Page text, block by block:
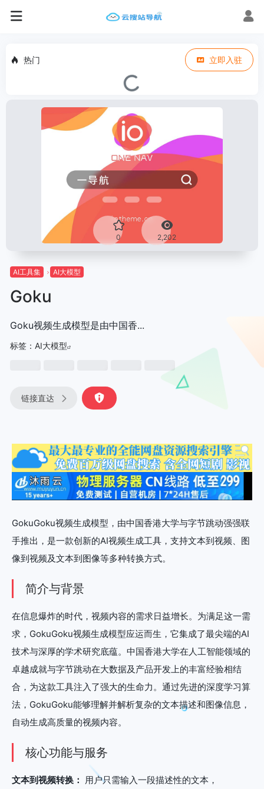
热门 立即入驻
0 2,202
AI工具集 AI大模型
Goku
Goku视频生成模型是由中国香...
标签： AI大模型
链接直达
GokuGoku视频生成模型，由中国香港大学与字节跳动强强联
手推出，是一款创新的AI视频生成工具，支持文本到视频、图
像到视频及文本到图像等多种转换方式。
简介与背景
在信息爆炸的时代，视频内容的需求日益增长。为满足这一需
求，GokuGoku视频生成模型应运而生，它集成了最尖端的AI
技术与深厚的学术研究底蕴。中国香港大学在人工智能领域的
卓越成就与字节跳动在大数据及产品开发上的丰富经验相结
合，为这款工具注入了强大的生命力。通过先进的深度学习算
法，GokuGoku能够理解并解析复杂的文本描述和图像信息，
自动生成高质量的视频内容。
核心功能与服务
文本到视频转换：
用户只需输入一段描述性的文本，